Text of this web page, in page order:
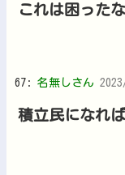
これは困った
67: 名無しさん
積立民になれ